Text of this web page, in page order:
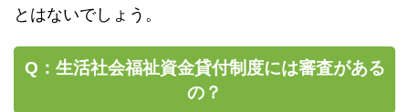
とはないでしょう。
Q：生活社会福祉資金貸付制度には審査がある
の？